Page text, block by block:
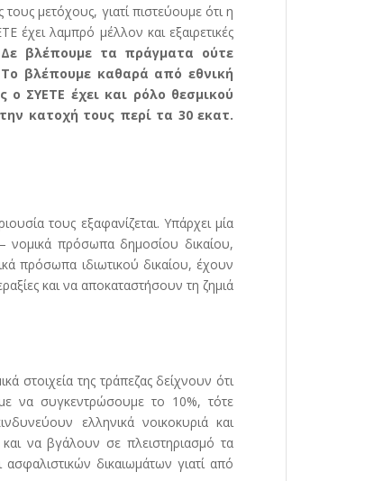
μετόχους, γιατί πιστεύουμε ότι η
έχει λαμπρό μέλλον και εξαιρετικές
Δε βλέπουμε τα πράγματα ούτε
βλέπουμε καθαρά από εθνική
ΣΥΕΤΕ έχει και ρόλο θεσμικού
κατοχή τους περί τα 30 εκατ.
τους εξαφανίζεται. Υπάρχει μία
νομικά πρόσωπα δημοσίου δικαίου,
πρόσωπα ιδιωτικού δικαίου, έχουν
και να αποκαταστήσουν τη ζημιά
στοιχεία της τράπεζας δείχνουν ότι
να συγκεντρώσουμε το 10%, τότε
ελληνικά νοικοκυριά και
να βγάλουν σε πλειστηριασμό τα
δικαιωμάτων γιατί από